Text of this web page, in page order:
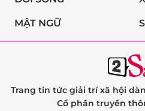
MẬT NGỮ
Trang tin tức giải trí xã hội
Cổ phần truyền